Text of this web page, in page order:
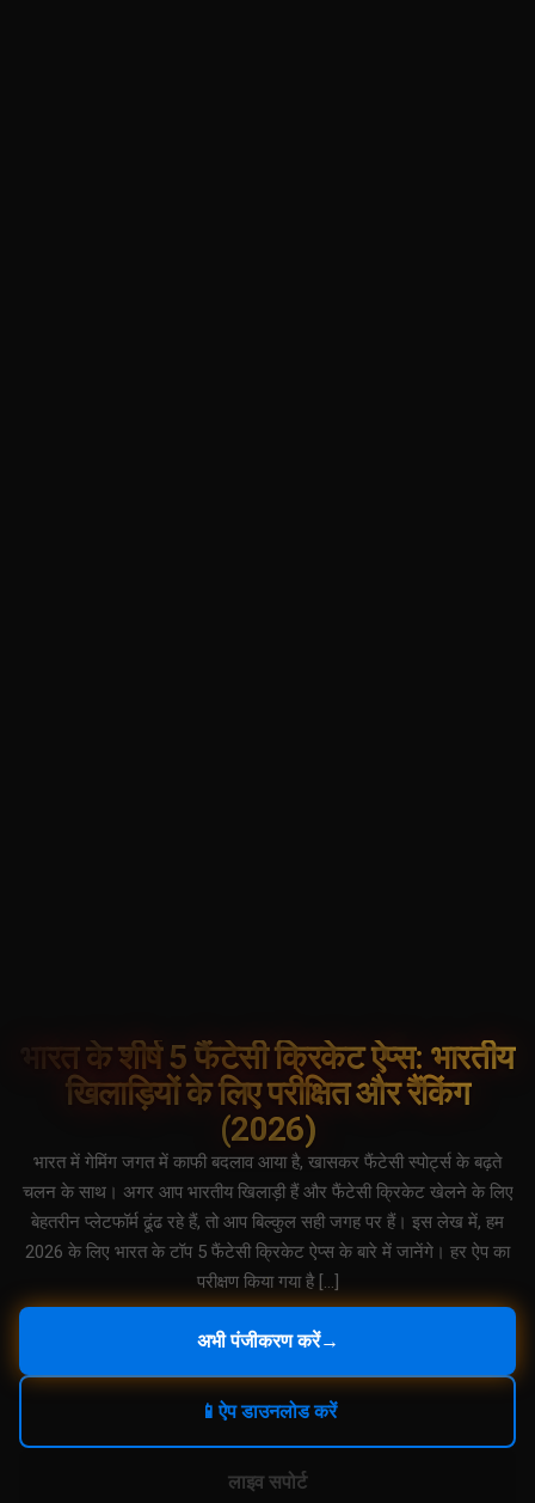
भारत के शीर्ष 5 फैंटेसी क्रिकेट ऐप्स: भारतीय
खिलाड़ियों के लिए परीक्षित और रैंकिंग
(2026)
भारत में गेमिंग जगत में काफी बदलाव आया है, खासकर फैंटेसी स्पोर्ट्स के बढ़ते
चलन के साथ। अगर आप भारतीय खिलाड़ी हैं और फैंटेसी क्रिकेट खेलने के लिए
बेहतरीन प्लेटफॉर्म ढूंढ रहे हैं, तो आप बिल्कुल सही जगह पर हैं। इस लेख में, हम
2026 के लिए भारत के टॉप 5 फैंटेसी क्रिकेट ऐप्स के बारे में जानेंगे। हर ऐप का
परीक्षण किया गया है […]
अभी पंजीकरण करें→
📱ऐप डाउनलोड करें
लाइव सपोर्ट